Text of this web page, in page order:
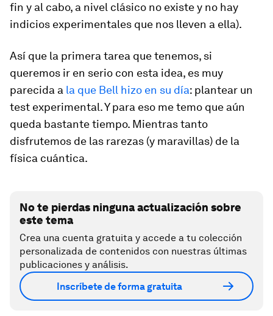
fin y al cabo, a nivel clásico no existe y no hay
indicios experimentales que nos lleven a ella).
Así que la primera tarea que tenemos, si
queremos ir en serio con esta idea, es muy
parecida a la que Bell hizo en su día: plantear un
test experimental. Y para eso me temo que aún
queda bastante tiempo. Mientras tanto
disfrutemos de las rarezas (y maravillas) de la
física cuántica.
No te pierdas ninguna actualización sobre
este tema
Crea una cuenta gratuita y accede a tu colección
personalizada de contenidos con nuestras últimas
publicaciones y análisis.
Inscríbete de forma gratuita